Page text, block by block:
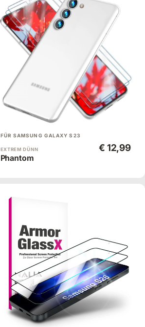
FÜR SAMSUNG GALAXY S23
EXTREM DÜNN
Phantom
€ 12,99